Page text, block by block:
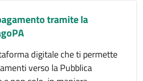
tramite la
digitale che ti permette
verso la Pubblica